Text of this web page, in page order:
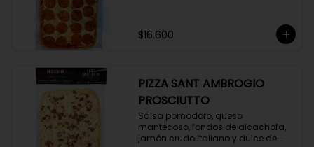
$16.600
PIZZA SANT AMBROGIO
PROSCIUTTO
Salsa pomodoro, queso
mantecoso, fondos de alcachofa,
jamón crudo italiano y dulce de